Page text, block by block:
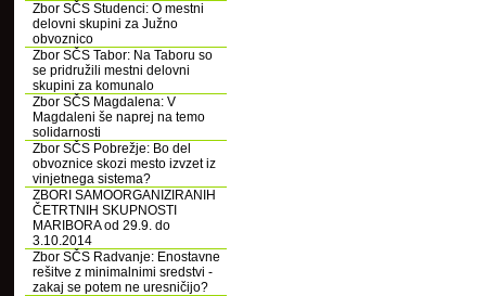
Zbor SČS Studenci: O mestni
delovni skupini za Južno
obvoznico
Zbor SČS Tabor: Na Taboru so
se pridružili mestni delovni
skupini za komunalo
Zbor SČS Magdalena: V
Magdaleni še naprej na temo
solidarnosti
Zbor SČS Pobrežje: Bo del
obvoznice skozi mesto izvzet iz
vinjetnega sistema?
ZBORI SAMOORGANIZIRANIH
ČETRTNIH SKUPNOSTI
MARIBORA od 29.9. do
3.10.2014
Zbor SČS Radvanje: Enostavne
rešitve z minimalnimi sredstvi -
zakaj se potem ne uresničijo?